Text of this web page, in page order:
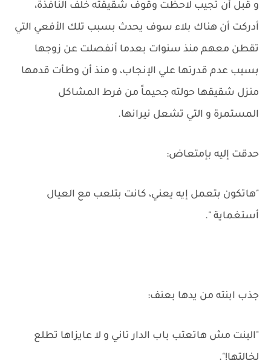
و قبل أن تجيب لاحظت وقوف شقيقته خلف النافذة،
أدركت أن هناك بلاء سوف يحدث بسبب تلك الأفعي التي
تقطن معهم منذ سنوات بعدما أنفصلت عن زوجها
بسبب عدم قدرتها علي الإنجاب، و منذ أن وطأت قدمها
منزل شقيقها حولته جحيماً من فرط المشاكل
المستمرة و التي تشعل نيرانها.
حدقت إليه بإمتعاض:
"هاتكون بتعمل إيه يعني، كانت بتلعب مع العيال
أستغماية ".
جذب ابنته من يدها بعنف:
"البنت مش هاتعتب باب الدار تاني و لا عايزاها تطلع
لخالتها!".